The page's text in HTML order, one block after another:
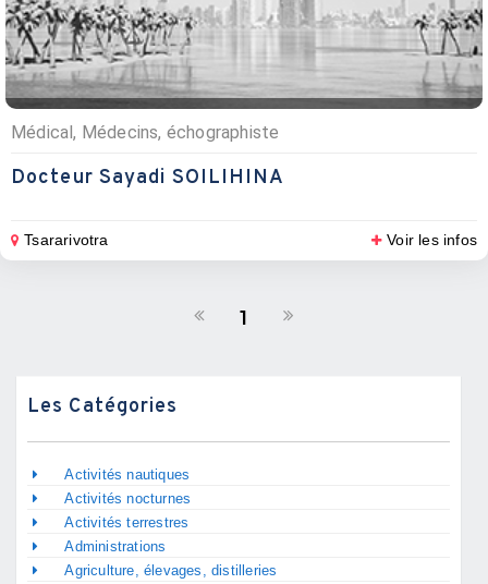
Médical, Médecins, échographiste
Docteur Sayadi SOILIHINA
Tsararivotra Voir les infos
1
Les Catégories
Activités nautiques
Activités nocturnes
Activités terrestres
Administrations
Agriculture, élevages, distilleries